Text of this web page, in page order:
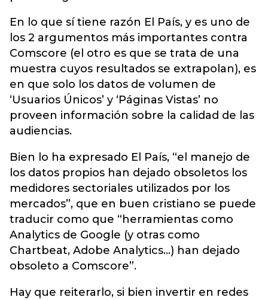
En lo que sí tiene razón El País, y es uno de
los 2 argumentos más importantes contra
Comscore (el otro es que se trata de una
muestra cuyos resultados se extrapolan), es
en que solo los datos de volumen de
‘Usuarios Únicos’ y ‘Páginas Vistas’ no
proveen información sobre la calidad de las
audiencias.
Bien lo ha expresado El País, “el manejo de
los datos propios han dejado obsoletos los
medidores sectoriales utilizados por los
mercados”, que en buen cristiano se puede
traducir como que “herramientas como
Analytics de Google (y otras como
Chartbeat, Adobe Analytics…) han dejado
obsoleto a Comscore”.
Hay que reiterarlo, si bien invertir en redes